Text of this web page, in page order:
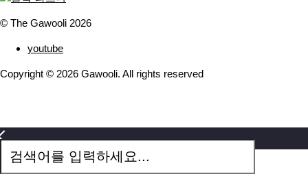
© The Gawooli 2026
youtube
Copyright © 2026 Gawooli. All rights reserved
어